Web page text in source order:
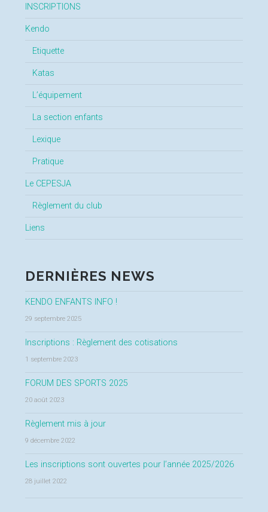
INSCRIPTIONS
Kendo
Etiquette
Katas
L’équipement
La section enfants
Lexique
Pratique
Le CEPESJA
Règlement du club
Liens
DERNIÈRES NEWS
KENDO ENFANTS INFO !
29 septembre 2025
Inscriptions : Règlement des cotisations
1 septembre 2023
FORUM DES SPORTS 2025
20 août 2023
Règlement mis à jour
9 décembre 2022
Les inscriptions sont ouvertes pour l’année 2025/2026
28 juillet 2022